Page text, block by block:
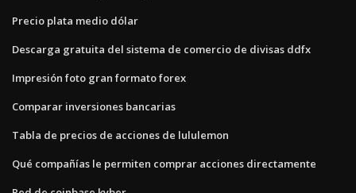
Precio plata medio dólar
Descarga gratuita del sistema de comercio de divisas ddfx
Impresión foto gran formato forex
Comparar inversiones bancarias
Tabla de precios de acciones de lululemon
Qué compañías le permiten comprar acciones directamente